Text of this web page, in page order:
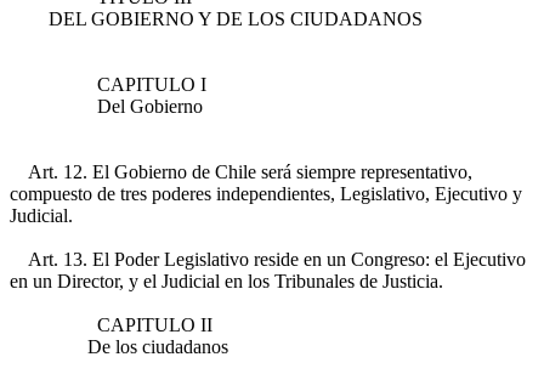
DEL GOBIERNO Y DE LOS CIUDADANOS
CAPITULO I
Del Gobierno
Art. 12. El Gobierno de Chile será siempre representativo,
compuesto de tres poderes independientes, Legislativo, Ejecutivo y
Judicial.
Art. 13. El Poder Legislativo reside en un Congreso: el Ejecutivo
en un Director, y el Judicial en los Tribunales de Justicia.
CAPITULO II
De los ciudadanos